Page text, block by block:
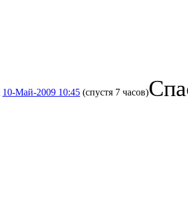
10-Май-2009 10:45 (спустя 7 часов)